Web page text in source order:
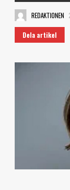
REDAKTIONEN
Dela artikel